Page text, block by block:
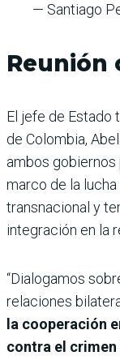
— Santiago
Reunión
El jefe de Estado
de Colombia,
ambos gobiernos
marco de la
transnacional y
integración en la
“Dialogamos
relaciones
la cooperación
contra el